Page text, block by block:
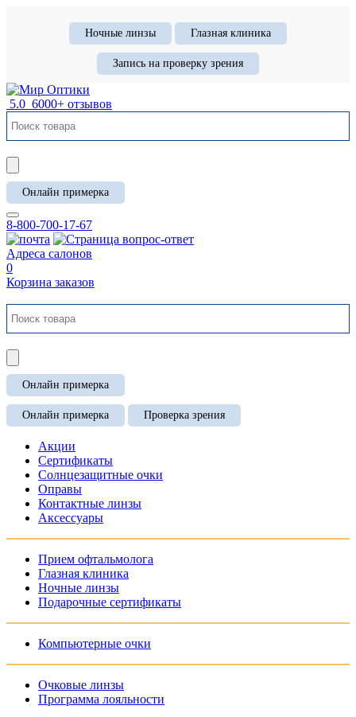
Ночные линзы Глазная клиника
Запись на проверку зрения
5.0 6000+ отзывов
Онлайн примерка
8-800-700-17-67
Адреса салонов
0
Корзина заказов
Онлайн примерка
Онлайн примерка Проверка зрения
Акции
Сертификаты
Солнцезащитные очки
Оправы
Контактные линзы
Аксессуары
Прием офтальмолога
Глазная клиника
Ночные линзы
Подарочные сертификаты
Компьютерные очки
Очковые линзы
Программа лояльности